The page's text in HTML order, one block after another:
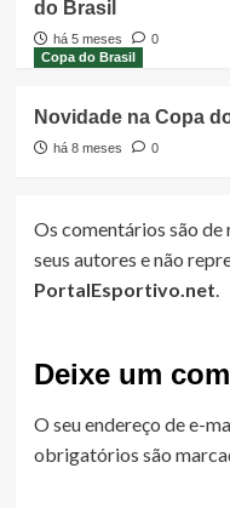
do Brasil
há 5 meses
0
Copa do Brasil
Novidade na Copa
há 8 meses 0
Os comentários são
seus autores e não
PortalEsportivo.net.
Deixe um
O seu endereço de e-
obrigatórios são